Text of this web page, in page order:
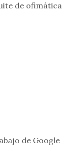
de ofimática
de Google